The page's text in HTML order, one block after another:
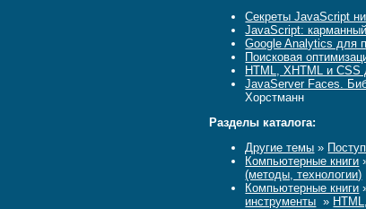
Секреты JavaScript
JavaScript:
Google Analytics для
Поисковая
HTML, XHTML и CSS
JavaServer Faces.
Хорстманн
Разделы каталога:
Другие темы »
Компьютерные книги
(методы, технологии)
Компьютерные книги
инструменты »